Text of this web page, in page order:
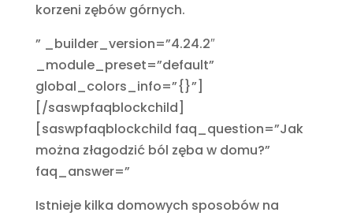
korzeni zębów górnych.
” _builder_version=”4.24.2″
_module_preset=”default”
global_colors_info=”{}”]
[/saswpfaqblockchild]
[saswpfaqblockchild faq_question=”Jak
można złagodzić ból zęba w domu?”
faq_answer=”
Istnieje kilka domowych sposobów na